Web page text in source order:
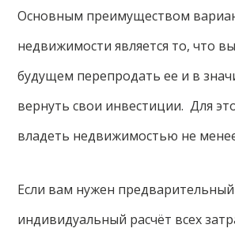
Основным преимуществом
недвижимости является то, что
будущем перепродать ее и в
вернуть свои инвестиции. Для
владеть недвижимостью не
Если вам нужен предварительный
индивидуальный расчёт всех